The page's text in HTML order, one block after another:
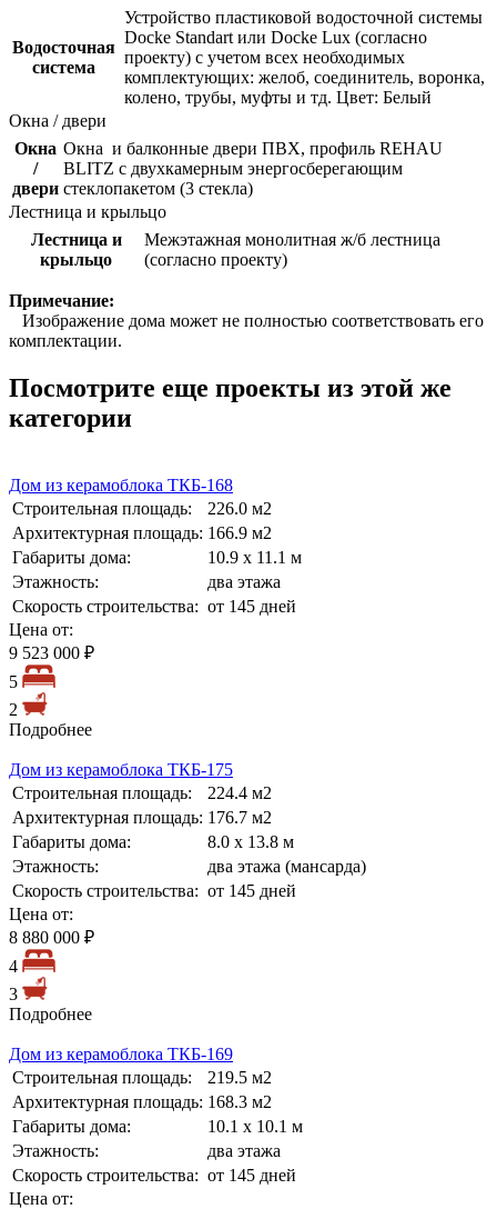
Водосточная
система
Устройство пластиковой водосточной системы
Docke Standart или Docke Lux (согласно
проекту) с учетом всех необходимых
комплектующих: желоб, соединитель, воронка,
колено, трубы, муфты и тд. Цвет: Белый
Окна / двери
Окна
/
двери
Окна и балконные двери ПВХ, профиль REHAU
BLITZ с двухкамерным энергосберегающим
стеклопакетом (3 стекла)
Лестница и крыльцо
Лестница и
крыльцо
Межэтажная монолитная ж/б лестница
(согласно проекту)
Примечание:
Изображение дома может не полностью соответствовать его
комплектации.
Посмотрите еще проекты из этой же
категории
Дом из керамоблока ТКБ-168
Строительная площадь:
226.0 м2
Архитектурная площадь: 166.9 м2
Габариты дома:
10.9 х 11.1 м
Этажность:
два этажа
Скорость строительства: от 145 дней
Цена от:
9 523 000 ₽
5
2
Подробнее
Дом из керамоблока ТКБ-175
Строительная площадь:
224.4 м2
Архитектурная площадь: 176.7 м2
Габариты дома:
8.0 х 13.8 м
Этажность:
два этажа (мансарда)
Скорость строительства: от 145 дней
Цена от:
8 880 000 ₽
4
3
Подробнее
Дом из керамоблока ТКБ-169
Строительная площадь:
219.5 м2
Архитектурная площадь: 168.3 м2
Габариты дома:
10.1 х 10.1 м
Этажность:
два этажа
Скорость строительства: от 145 дней
Цена от: